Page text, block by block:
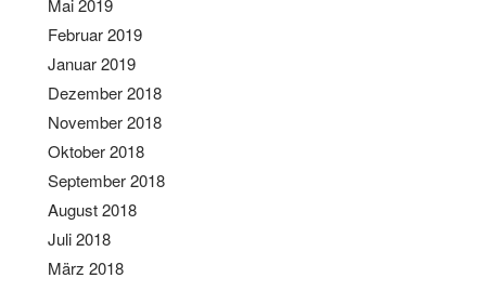
Mai 2019
Februar 2019
Januar 2019
Dezember 2018
November 2018
Oktober 2018
September 2018
August 2018
Juli 2018
März 2018